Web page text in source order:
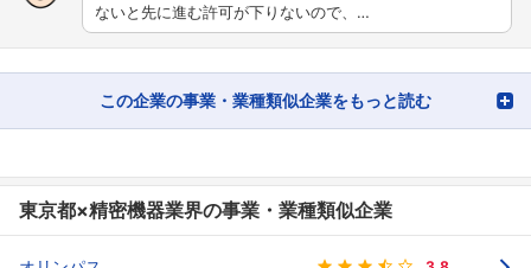
ないと先に進む許可が下りないので、…
この企業の事業・業種類似企業をもっと読む
東京都×精密機器業界の事業・業種類似企業